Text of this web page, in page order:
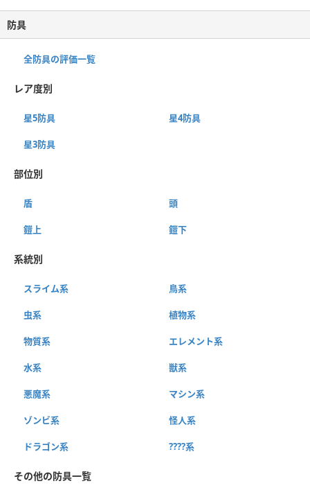
防具
全防具の評価一覧
レア度別
星5防具 星4防具
星3防具
部位別
盾 頭
鎧上 鎧下
系統別
スライム系 鳥系
虫系 植物系
物質系 エレメント系
水系 獣系
悪魔系 マシン系
ゾンビ系 怪人系
ドラゴン系 ????系
その他の防具一覧